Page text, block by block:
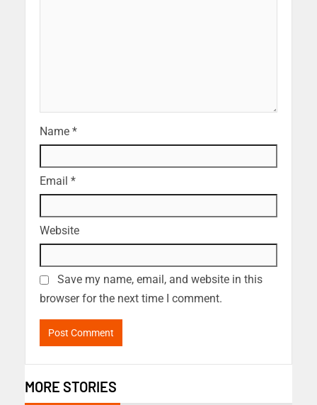
Name *
Email *
Website
Save my name, email, and website in this
browser for the next time I comment.
MORE STORIES